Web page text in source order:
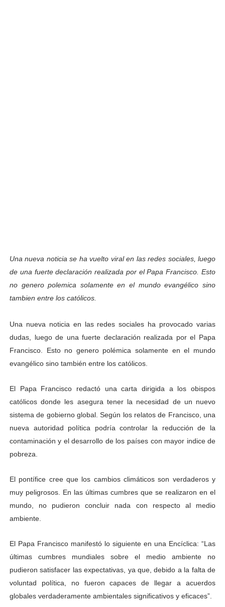
Una nueva noticia se ha vuelto viral en las redes sociales, luego
de una fuerte declaración realizada por el Papa Francisco. Esto
no genero polemica solamente en el mundo evangélico sino
tambien entre los católicos.
Una nueva noticia en las redes sociales ha provocado varias
dudas, luego de una fuerte declaración realizada por el Papa
Francisco. Esto no genero polémica solamente en el mundo
evangélico sino también entre los católicos.
El Papa Francisco redactó una carta dirigida a los obispos
católicos donde les asegura tener la necesidad de un nuevo
sistema de gobierno global. Según los relatos de Francisco, una
nueva autoridad política podría controlar la reducción de la
contaminación y el desarrollo de los países con mayor indice de
pobreza.
El pontífice cree que los cambios climáticos son verdaderos y
muy peligrosos. En las últimas cumbres que se realizaron en el
mundo, no pudieron concluir nada con respecto al medio
ambiente.
El Papa Francisco manifestó lo siguiente en una Encíclica: “Las
últimas cumbres mundiales sobre el medio ambiente no
pudieron satisfacer las expectativas, ya que, debido a la falta de
voluntad política, no fueron capaces de llegar a acuerdos
globales verdaderamente ambientales significativos y eficaces”.